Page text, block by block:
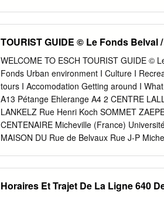
................... 4 Important Contact
Packages
........ 5 MIAMI LOGISTICS
......... 6 Registration
TOURIST GUIDE © Le Fonds Belval
WELCOME TO ESCH TOURIST GUIDE ©
Fonds Urban environment I Culture I
tours I Accomodation Getting around I
A13 Pétange Ehlerange A4 2 CENTRE
LANKELZ Rue Henri Koch SOMMET
CENTENAIRE Micheville (France)
MAISON DU Rue de Belvaux Rue J-P
Schifflange 5 HÔTEL 7 Belvaux DE VILLE
Horaires Et Trajet De La Ligne 640